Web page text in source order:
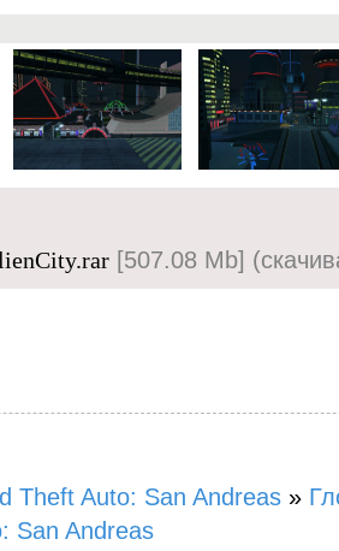
[507.08 Mb]
Theft Auto: San Andreas »
San Andreas